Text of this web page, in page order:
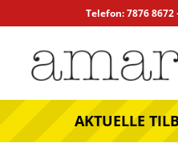
Telefon: 7876 8672
AKTUELLE